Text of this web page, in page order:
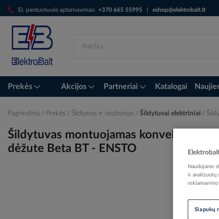
El. parduotuvės aptarnavimas: +370 665 55995 eshop@elektrobalt.lt
Skip
to
Content
Prekės Akcijos Partneriai Katalogai
Pagrindinis Prekės Šildymas ir vėdinimas Šildytuvai elektriniai
Šildytuvas montuojamas konvektorinis
dėžute Beta BT - ENSTO
Naudojame
ir analizuotų
reklamavimo
Slapukų